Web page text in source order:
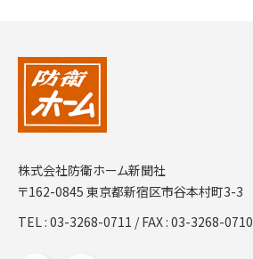
株式会社防衛ホーム新聞社
〒162-0845 東京都新宿区市谷本村町3-3
TEL :03-3268-0711 / FAX : 03-3268-0710